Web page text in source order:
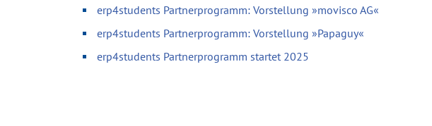
erp4students Partnerprogramm: Vorstellung »movisco AG«
erp4students Partnerprogramm: Vorstellung »Papaguy«
erp4students Partnerprogramm startet 2025